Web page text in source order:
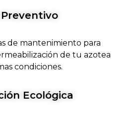
de mantenimiento para
de tu azotea
condiciones.
Ecológica